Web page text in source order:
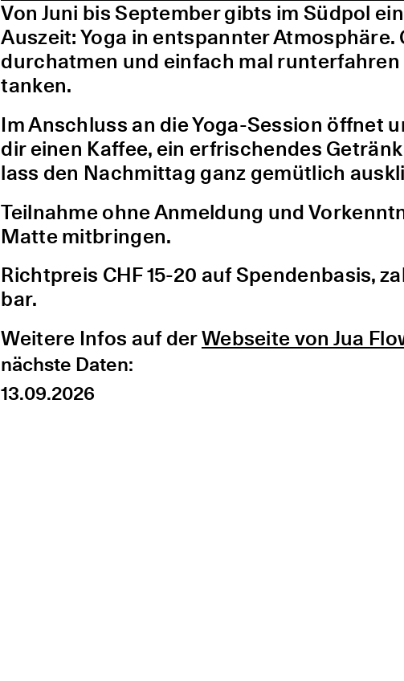
Von Juni bis September gibts im Südpol
Auszeit: Yoga in entspannter Atmosphäre.
durchatmen und einfach mal runterfahren
tanken.
Im Anschluss an die Yoga-Session öffnet
dir einen Kaffee, ein erfrischendes
lass den Nachmittag ganz gemütlich
Teilnahme ohne Anmeldung und
Matte mitbringen.
Richtpreis CHF 15-20 auf Spendenbasis,
bar.
Weitere Infos auf derWebseite von Jua
nächste Daten:
13.09.2026